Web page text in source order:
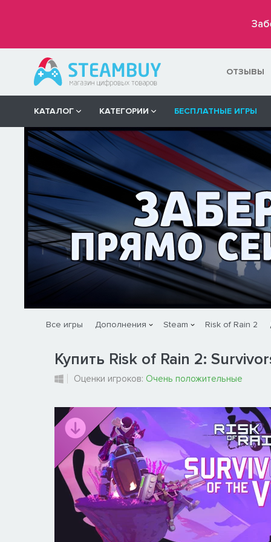
ОТЗЫВЫ
КАТАЛОГ КАТЕГОРИИ БЕСПЛАТНЫЕ ИГРЫ
Все игры Дополнения Steam Risk of Rain 2
Купить Risk of Rain 2:
Оценки игроков: Очень положительные